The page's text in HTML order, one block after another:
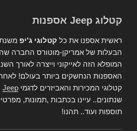
קטלוג Jeep אספנות
ראשית אספנו את כל קטלוגי ג'יפ
הבעלות של אמריקן-מוטורס החברה
המופלא הזה לאייקוני וייצרה לאורך
האספנות הנחשקים ביותר בעולם! לאחר
קטלוגי המכירות והאביזרים לדגמי Jeep
שנתונים.. עיינו בכתבות ,תמונות,
תוספות ועוד.. תהנו!